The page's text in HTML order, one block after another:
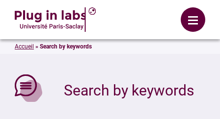
Menu
Search by keywords
Accueil » Search by keywords